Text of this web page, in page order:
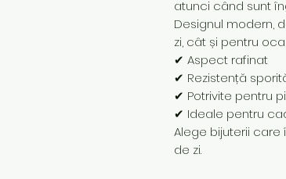
atunci când sunt
Designul modern,
zi, cât și pentru
✔ Aspect rafinat
✔ Rezistență
✔ Potrivite pentru
✔ Ideale pentru
Alege bijuterii care
de zi.